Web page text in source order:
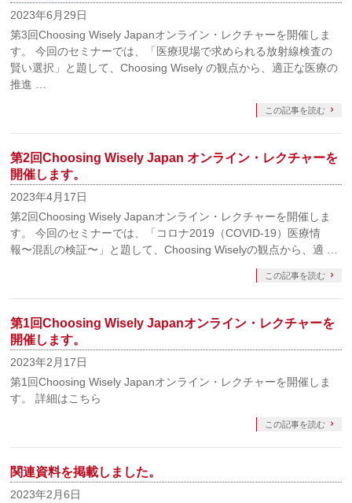
2023年6月29日
第3回Choosing Wisely Japanオンライン・レクチャーを開催しま
す。 今回のセミナーでは、「医療現場で求められる放射線検査の
賢い選択」と題して、Choosing Wisely の観点から、適正な医療の
推進 …
この記事を読む
第2回Choosing Wisely Japan オンライン・レクチャーを
開催します。
2023年4月17日
第2回Choosing Wisely Japanオンライン・レクチャーを開催しま
す。 今回のセミナーでは、「コロナ2019（COVID-19）医療情
報〜混乱の検証〜」と題して、Choosing Wiselyの観点から、適 …
この記事を読む
第1回Choosing Wisely Japanオンライン・レクチャーを
開催します。
2023年2月17日
第1回Choosing Wisely Japanオンライン・レクチャーを開催しま
す。 詳細はこちら
この記事を読む
関連資料を掲載しました。
2023年2月6日